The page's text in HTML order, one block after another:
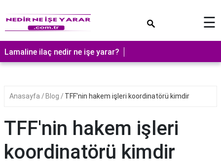
☰
Lamaline ilaç nedir ne işe yarar?
Anasayfa Blog TFF'nin hakem işleri koordinatörü kimdir
TFF'nin hakem işleri
koordinatörü kimdir